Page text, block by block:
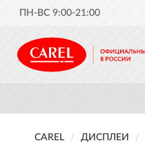
ПН-ВС 9:00-21:00
CAREL ДИСПЛЕИ